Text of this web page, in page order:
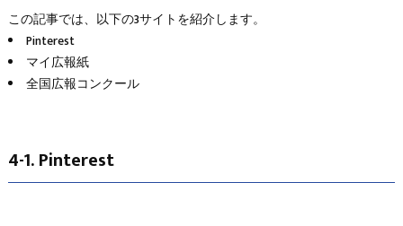
この記事では、以下の3サイトを紹介します。
Pinterest
マイ広報紙
全国広報コンクール
4-1. Pinterest